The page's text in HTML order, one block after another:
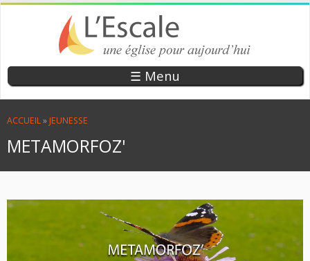
Aller
au
contenu
principal
EGLISE
EVANGÉLIQUE
L’ESCALE
UNE ÉGLISE
POUR
AUJOURD’HUI
☰ Menu
VOUS ÊTES ICI
ACCUEIL» JEUNESSE
METAMORFOZ'